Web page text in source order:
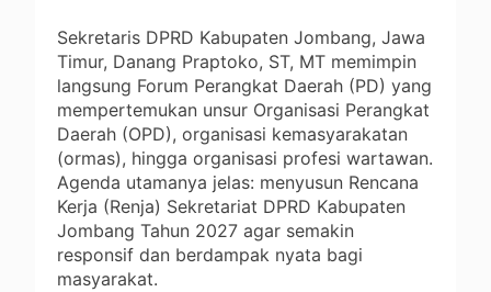
Sekretaris DPRD Kabupaten Jombang, Jawa
Timur, Danang Praptoko, ST, MT memimpin
langsung Forum Perangkat Daerah (PD) yang
mempertemukan unsur Organisasi Perangkat
Daerah (OPD), organisasi kemasyarakatan
(ormas), hingga organisasi profesi wartawan.
Agenda utamanya jelas: menyusun Rencana
Kerja (Renja) Sekretariat DPRD Kabupaten
Jombang Tahun 2027 agar semakin
responsif dan berdampak nyata bagi
masyarakat.